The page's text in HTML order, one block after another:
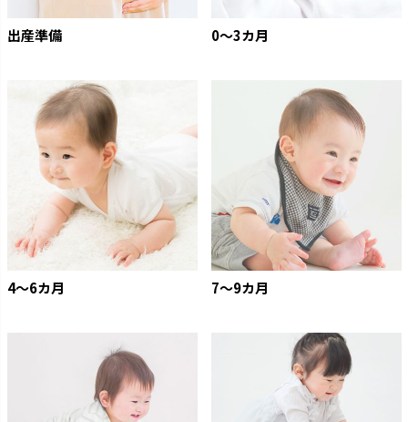
出産準備 0〜3カ月
4〜6カ月 7〜9カ月